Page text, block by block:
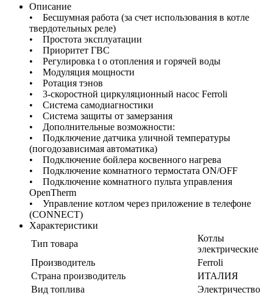
Описание
• Бесшумная работа (за счет использования в котле
твердотельных реле)
• Простота эксплуатации
• Приоритет ГВС
• Регулировка t o отопления и горячей воды
• Модуляция мощности
• Ротация тэнов
• 3-скоростной циркуляционный насос Ferroli
• Система самодиагностики
• Система защиты от замерзания
• Дополнительные возможности:
• Подключение датчика уличной температуры
(погодозависимая автоматика)
• Подключение бойлера косвенного нагрева
• Подключение комнатного термостата ON/OFF
• Подключение комнатного пульта управления
OpenTherm
• Управление котлом через приложение в телефоне
(CONNECT)
Характеристики
Тип товара
Котлы
электрические
Производитель
Ferroli
Страна производитель
ИТАЛИЯ
Вид топлива
Электричество